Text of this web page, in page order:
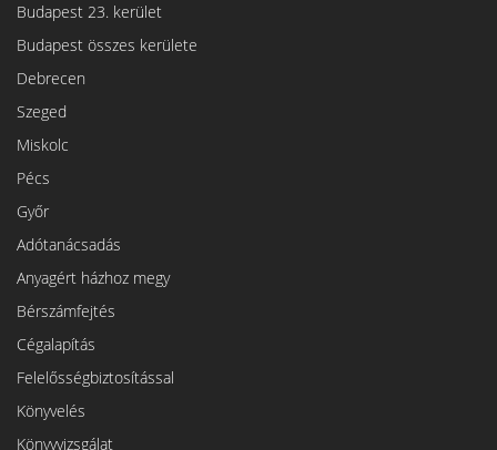
Budapest 23. kerület
Budapest összes kerülete
Debrecen
Szeged
Miskolc
Pécs
Győr
Adótanácsadás
Anyagért házhoz megy
Bérszámfejtés
Cégalapítás
Felelősségbiztosítással
Könyvelés
Könyvvizsgálat